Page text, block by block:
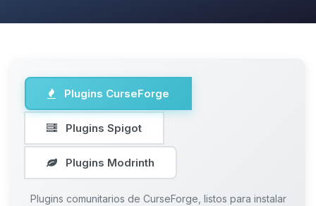
Plugins CurseForge
Plugins Spigot
Plugins Modrinth
Plugins comunitarios de CurseForge, listos para instalar